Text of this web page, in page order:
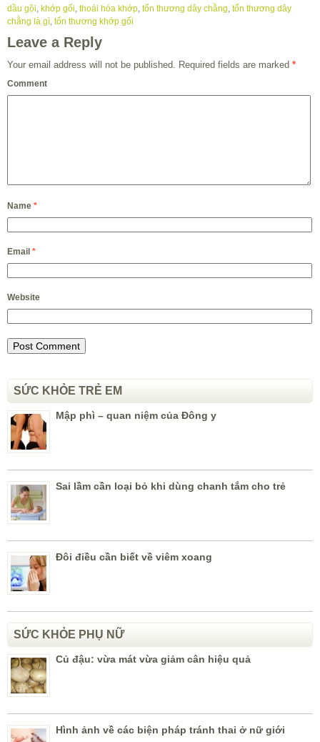
dầu gội, khớp gối, thoái hóa khớp, tổn thương dây chằng, tổn thương dây
chằng là gì, tổn thương khớp gối
Leave a Reply
Your email address will not be published. Required fields are marked *
Comment
Name *
Email *
Website
SỨC KHỎE TRẺ EM
Mập phì – quan niệm của Đông y
Sai lầm cần loại bỏ khi dùng chanh tắm cho trẻ
Đôi điều cần biết về viêm xoang
SỨC KHỎE PHỤ NỮ
Củ đậu: vừa mát vừa giảm cân hiệu quả
Hình ảnh về các biện pháp tránh thai ở nữ giới